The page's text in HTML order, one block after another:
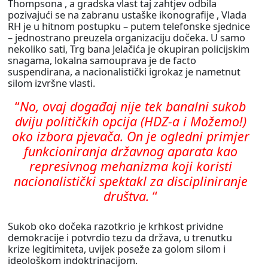
Thompsona , a gradska vlast taj zahtjev odbila
pozivajući se na zabranu ustaške ikonografije , Vlada
RH je u hitnom postupku – putem telefonske sjednice
– jednostrano preuzela organizaciju dočeka. U samo
nekoliko sati, Trg bana Jelačića je okupiran policijskim
snagama, lokalna samouprava je de facto
suspendirana, a nacionalistički igrokaz je nametnut
silom izvršne vlasti.
“No, ovaj događaj nije tek banalni sukob
dviju političkih opcija (HDZ-a i Možemo!)
oko izbora pjevača. On je ogledni primjer
funkcioniranja državnog aparata kao
represivnog mehanizma koji koristi
nacionalistički spektakl za discipliniranje
društva.“
Sukob oko dočeka razotkrio je krhkost prividne
demokracije i potvrdio tezu da država, u trenutku
krize legitimiteta, uvijek poseže za golom silom i
ideološkom indoktrinacijom.